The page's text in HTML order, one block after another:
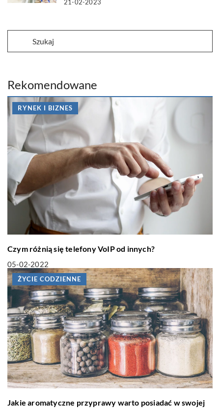
21-02-2023
Rekomendowane
RYNEK I BIZNES
Czym różnią się telefony VoIP od innych?
05-02-2022
ŻYCIE CODZIENNE
Jakie aromatyczne przyprawy warto posiadać w swojej